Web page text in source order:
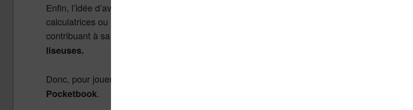
Enfin, l’idée d’avoir DOOM jouable partout, des PC aux consoles de salon, en passant par les
calculatrices ou même les distributeurs automatiques, est devenue un défi ludique pour
contribuant à sa diffusion exceptionnelle.
liseuses.
Donc, pour jouer à DOOM vous allez devoir utiliser
Pocketbook.